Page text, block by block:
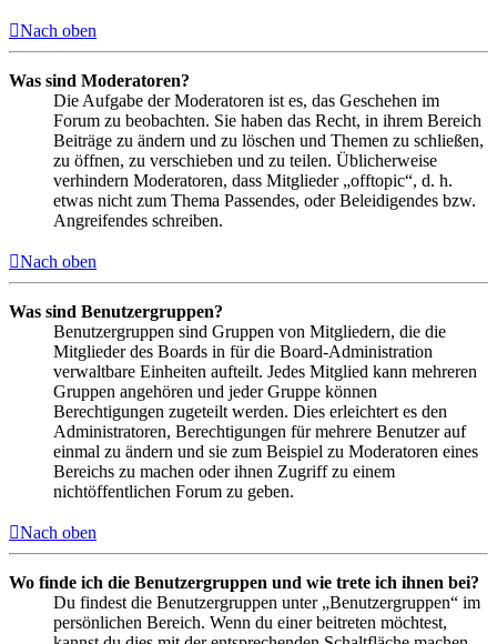
Nach oben
Was sind Moderatoren?
Die Aufgabe der Moderatoren ist es, das Geschehen im
Forum zu beobachten. Sie haben das Recht, in ihrem Bereich
Beiträge zu ändern und zu löschen und Themen zu schließen,
zu öffnen, zu verschieben und zu teilen. Üblicherweise
verhindern Moderatoren, dass Mitglieder „offtopic“, d. h.
etwas nicht zum Thema Passendes, oder Beleidigendes bzw.
Angreifendes schreiben.
Nach oben
Was sind Benutzergruppen?
Benutzergruppen sind Gruppen von Mitgliedern, die die
Mitglieder des Boards in für die Board-Administration
verwaltbare Einheiten aufteilt. Jedes Mitglied kann mehreren
Gruppen angehören und jeder Gruppe können
Berechtigungen zugeteilt werden. Dies erleichtert es den
Administratoren, Berechtigungen für mehrere Benutzer auf
einmal zu ändern und sie zum Beispiel zu Moderatoren eines
Bereichs zu machen oder ihnen Zugriff zu einem
nichtöffentlichen Forum zu geben.
Nach oben
Wo finde ich die Benutzergruppen und wie trete ich ihnen bei?
Du findest die Benutzergruppen unter „Benutzergruppen“ im
persönlichen Bereich. Wenn du einer beitreten möchtest,